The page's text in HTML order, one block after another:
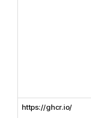
https://ghcr.io/